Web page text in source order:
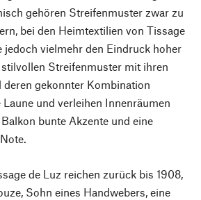
gehören Streifenmuster zwar zu
bei den Heimtextilien von Tissage
jedoch vielmehr den Eindruck hoher
Streifenmuster mit ihren
deren gekonnter Kombination
und verleihen Innenräumen
bunte Akzente und eine
de Luz reichen zurück bis 1908,
Sohn eines Handwebers, eine